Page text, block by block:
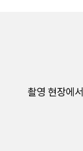
촬영 현장에